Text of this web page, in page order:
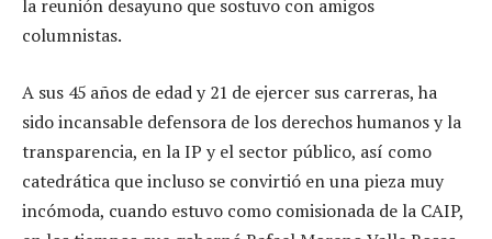
la reunión desayuno que sostuvo con amigos
columnistas.
A sus 45 años de edad y 21 de ejercer sus carreras, ha
sido incansable defensora de los derechos humanos y la
transparencia, en la IP y el sector público, así como
catedrática que incluso se convirtió en una pieza muy
incómoda, cuando estuvo como comisionada de la CAIP,